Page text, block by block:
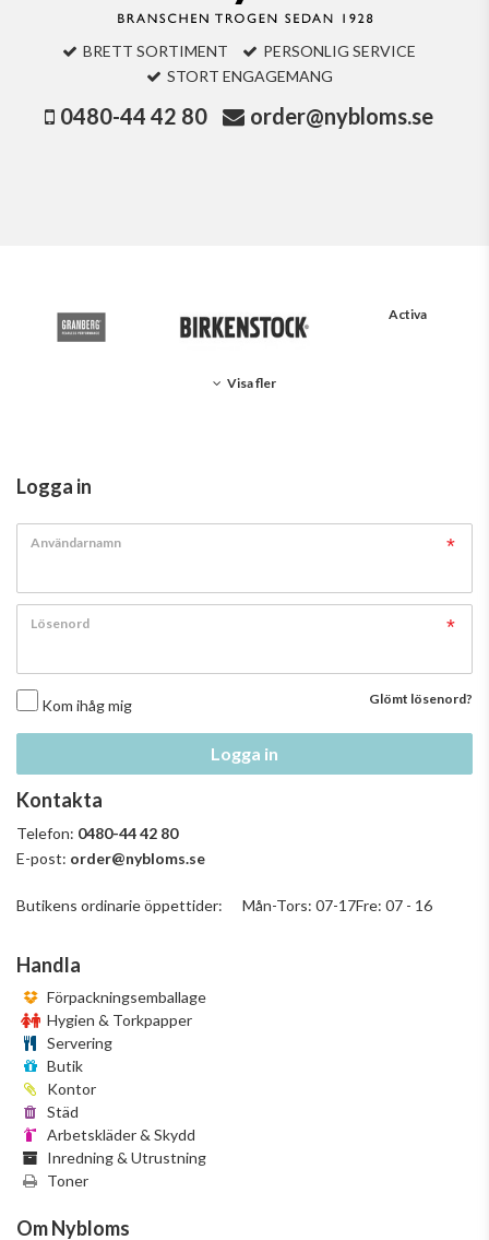
BRETT SORTIMENT
PERSONLIG SERVICE
STORT ENGAGEMANG
0480-44 42 80 order@nybloms.se
Activa
Visa fler
Logga in
Användarnamn
Lösenord
Kom ihåg mig Glömt lösenord?
Logga in
Kontakta
Telefon: 0480-44 42 80
E-post: order@nybloms.se
Butikens ordinarie öppettider: Mån-Tors: 07-17Fre: 07 - 16
Handla
Förpackningsemballage
Hygien & Torkpapper
Servering
Butik
Kontor
Städ
Arbetskläder & Skydd
Inredning & Utrustning
Toner
Om Nybloms